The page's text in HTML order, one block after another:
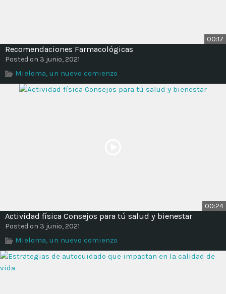
00:17
Recomendaciones Farmacológicas
Posted on 3 junio, 2021
Mieloma, un nuevo comienzo
00:24
Actividad física Consejos para tú salud y bienestar
Posted on 3 junio, 2021
Mieloma, un nuevo comienzo